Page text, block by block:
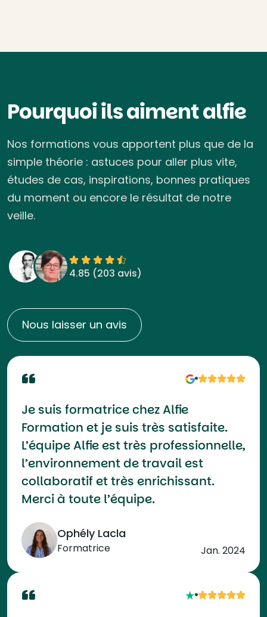
Pourquoi ils aiment alfie
Nos formations vous apportent plus que de la
simple théorie : astuces pour aller plus vite,
études de cas, inspirations, bonnes pratiques
du moment ou encore le résultat de notre
veille.
4.85 (203 avis)
Nous laisser un avis
Je suis formatrice chez Alfie
Formation et je suis très satisfaite.
L’équipe Alfie est très professionnelle,
l’environnement de travail est
collaboratif et très enrichissant.
Merci à toute l’équipe.
Ophély Lacla
Formatrice Jan. 2024